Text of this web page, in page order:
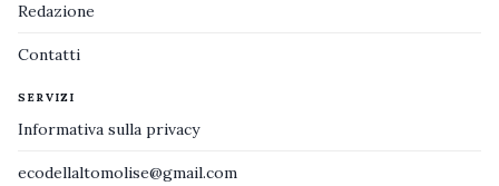
Redazione
Contatti
SERVIZI
Informativa sulla privacy
ecodellaltomolise@gmail.com